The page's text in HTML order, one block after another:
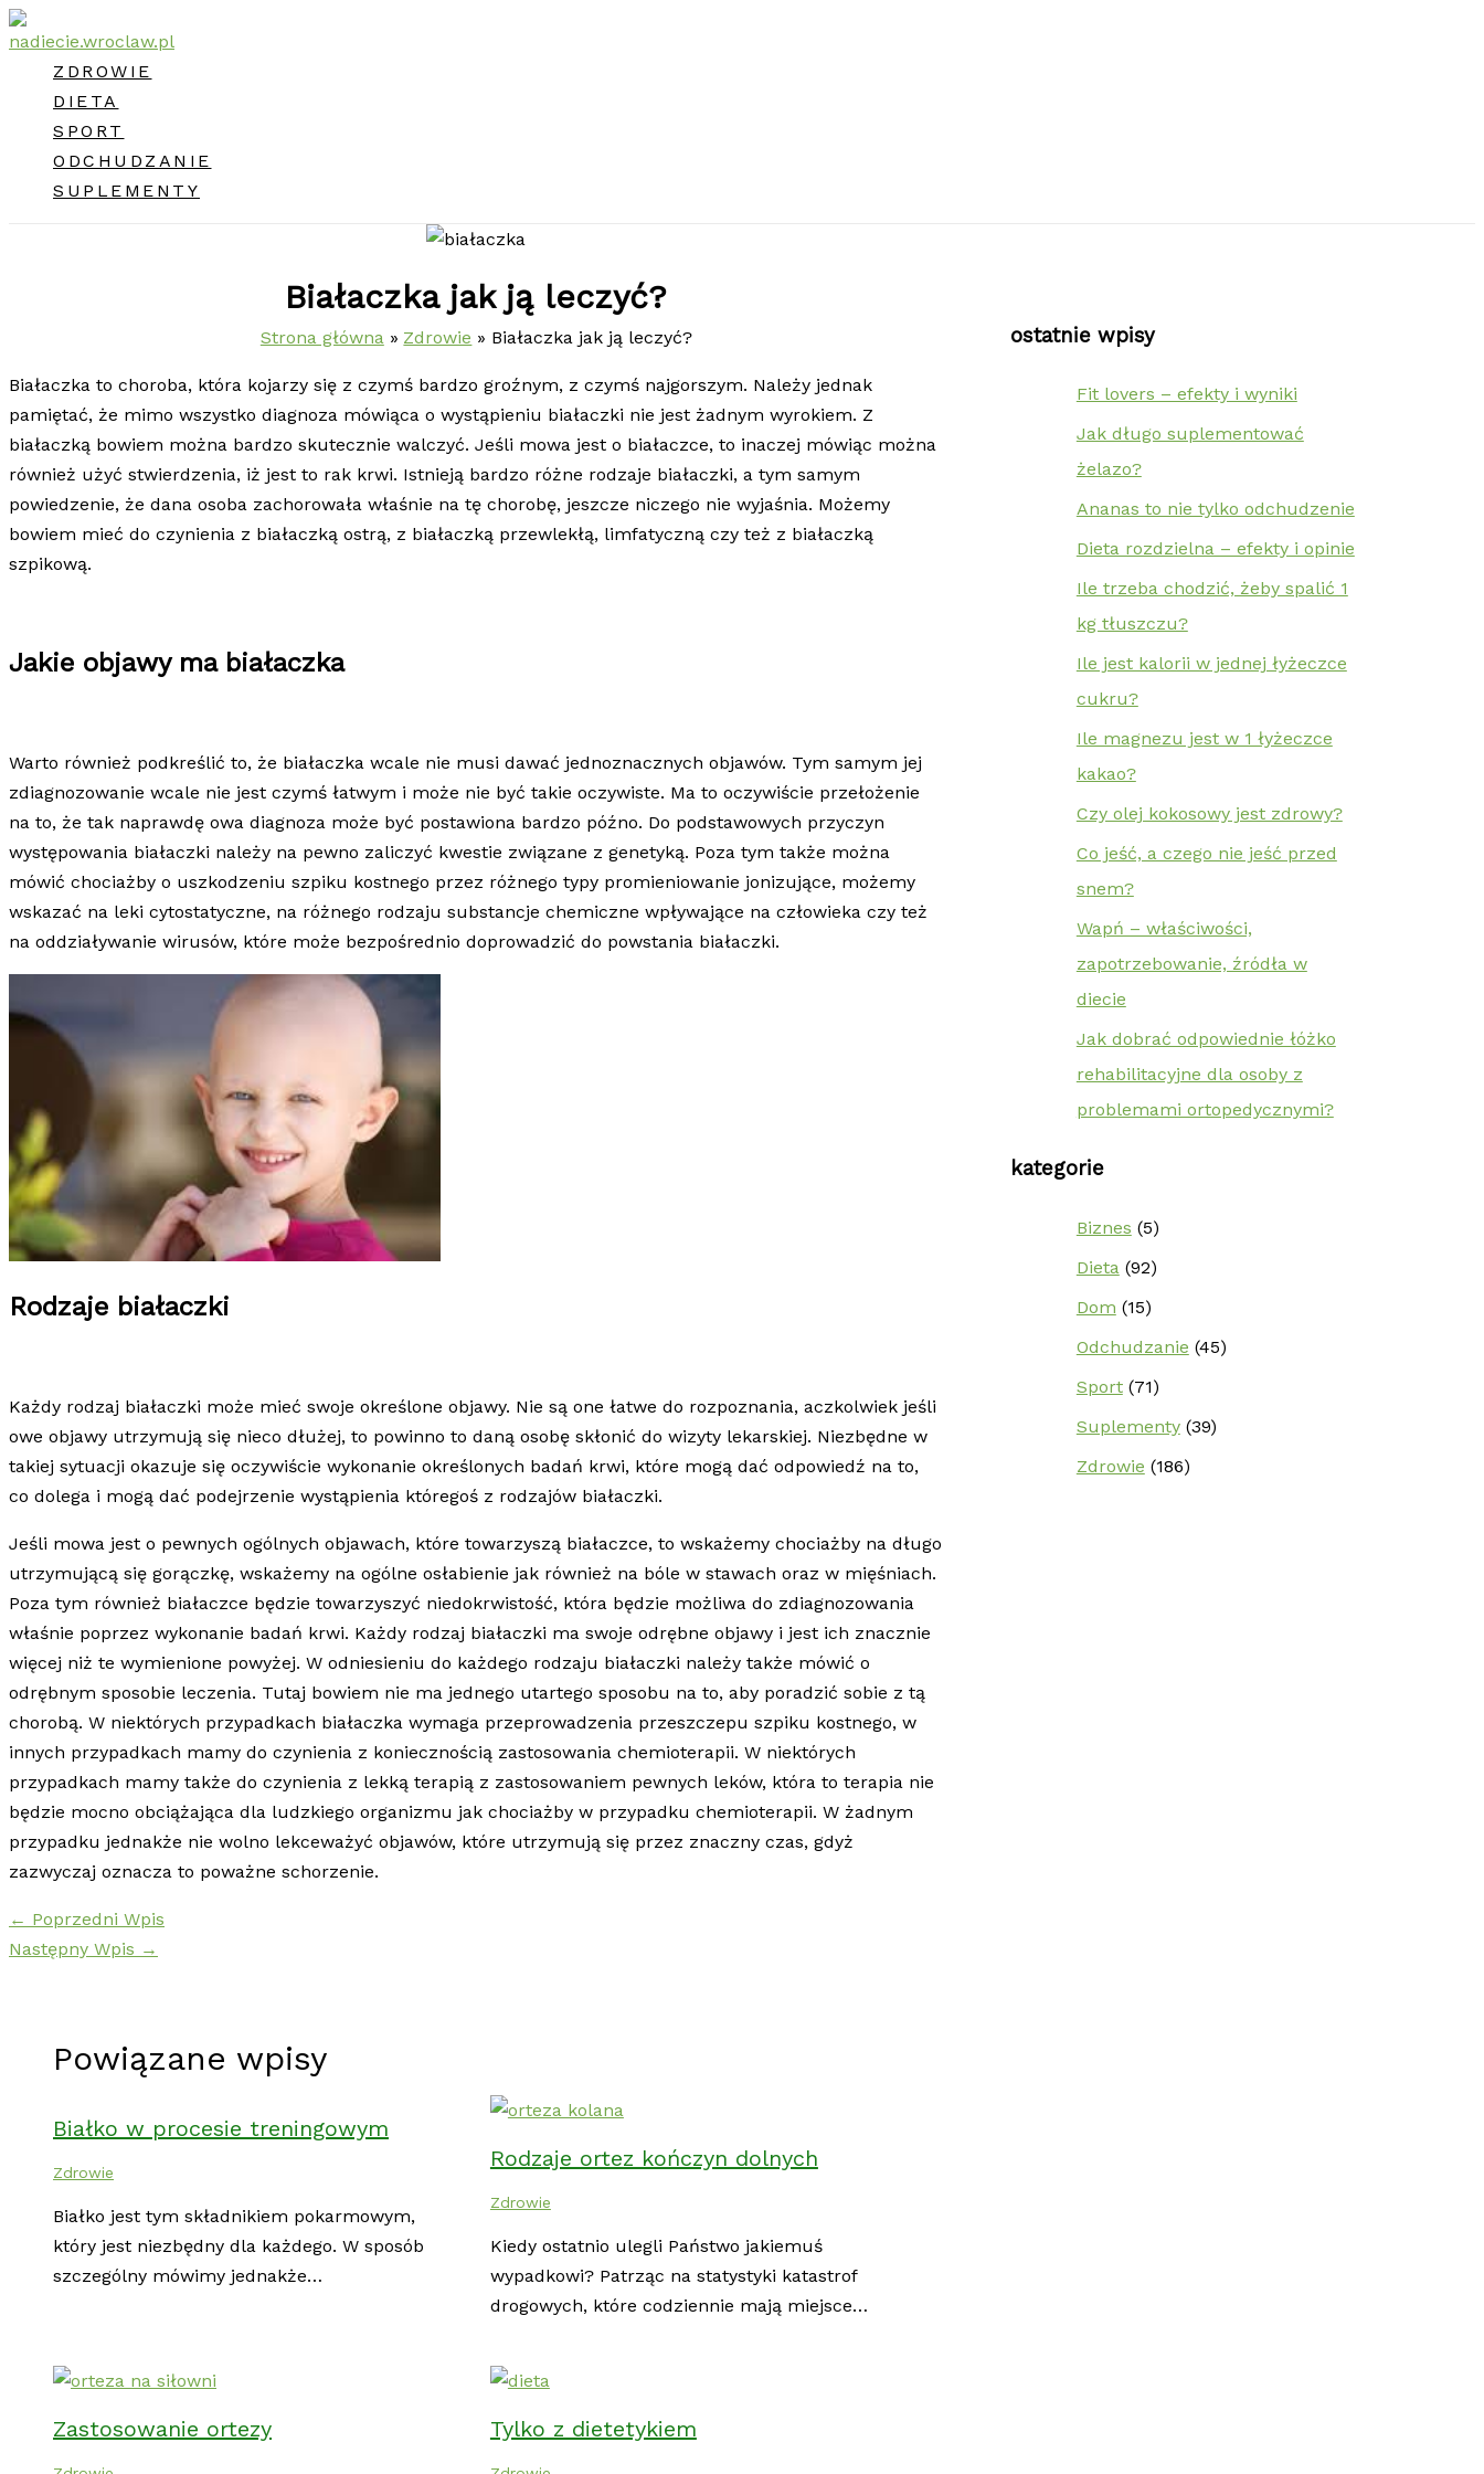
Przejdź
do
treści
ZDROWIE
DIETA
SPORT
ODCHUDZANIE
SUPLEMENTY
Białaczka jak ją leczyć?
Strona główna Zdrowie Białaczka jak ją leczyć?
Białaczka to choroba, która kojarzy się z czymś bardzo groźnym, z czymś najgorszym. Należy jednak
pamiętać, że mimo wszystko diagnoza mówiąca o wystąpieniu białaczki nie jest żadnym wyrokiem. Z
białaczką bowiem można bardzo skutecznie walczyć. Jeśli mowa jest o białaczce, to inaczej mówiąc można
również użyć stwierdzenia, iż jest to rak krwi. Istnieją bardzo różne rodzaje białaczki, a tym samym
powiedzenie, że dana osoba zachorowała właśnie na tę chorobę, jeszcze niczego nie wyjaśnia. Możemy
bowiem mieć do czynienia z białaczką ostrą, z białaczką przewlekłą, limfatyczną czy też z białaczką
szpikową.
Jakie objawy ma białaczka
Warto również podkreślić to, że białaczka wcale nie musi dawać jednoznacznych objawów. Tym samym jej
zdiagnozowanie wcale nie jest czymś łatwym i może nie być takie oczywiste. Ma to oczywiście przełożenie
na to, że tak naprawdę owa diagnoza może być postawiona bardzo późno. Do podstawowych przyczyn
występowania białaczki należy na pewno zaliczyć kwestie związane z genetyką. Poza tym także można
mówić chociażby o uszkodzeniu szpiku kostnego przez różnego typy promieniowanie jonizujące, możemy
wskazać na leki cytostatyczne, na różnego rodzaju substancje chemiczne wpływające na człowieka czy też
na oddziaływanie wirusów, które może bezpośrednio doprowadzić do powstania białaczki.
Rodzaje białaczki
Każdy rodzaj białaczki może mieć swoje określone objawy. Nie są one łatwe do rozpoznania, aczkolwiek jeśli
owe objawy utrzymują się nieco dłużej, to powinno to daną osobę skłonić do wizyty lekarskiej. Niezbędne w
takiej sytuacji okazuje się oczywiście wykonanie określonych badań krwi, które mogą dać odpowiedź na to,
co dolega i mogą dać podejrzenie wystąpienia któregoś z rodzajów białaczki.
Jeśli mowa jest o pewnych ogólnych objawach, które towarzyszą białaczce, to wskażemy chociażby na długo
utrzymującą się gorączkę, wskażemy na ogólne osłabienie jak również na bóle w stawach oraz w mięśniach.
Poza tym również białaczce będzie towarzyszyć niedokrwistość, która będzie możliwa do zdiagnozowania
właśnie poprzez wykonanie badań krwi. Każdy rodzaj białaczki ma swoje odrębne objawy i jest ich znacznie
więcej niż te wymienione powyżej. W odniesieniu do każdego rodzaju białaczki należy także mówić o
odrębnym sposobie leczenia. Tutaj bowiem nie ma jednego utartego sposobu na to, aby poradzić sobie z tą
chorobą. W niektórych przypadkach białaczka wymaga przeprowadzenia przeszczepu szpiku kostnego, w
innych przypadkach mamy do czynienia z koniecznością zastosowania chemioterapii. W niektórych
przypadkach mamy także do czynienia z lekką terapią z zastosowaniem pewnych leków, która to terapia nie
będzie mocno obciążająca dla ludzkiego organizmu jak chociażby w przypadku chemioterapii. W żadnym
przypadku jednakże nie wolno lekceważyć objawów, które utrzymują się przez znaczny czas, gdyż
zazwyczaj oznacza to poważne schorzenie.
← Poprzedni Wpis
Następny Wpis →
Powiązane wpisy
Białko w procesie treningowym
Zdrowie
Białko jest tym składnikiem pokarmowym,
który jest niezbędny dla każdego. W sposób
szczególny mówimy jednakże…
Rodzaje ortez kończyn dolnych
Zdrowie
Kiedy ostatnio ulegli Państwo jakiemuś
wypadkowi? Patrząc na statystyki katastrof
drogowych, które codziennie mają miejsce…
Zastosowanie ortezy Tylko z dietetykiem
ostatnie wpisy
Fit lovers – efekty i wyniki
Jak długo suplementować
żelazo?
Ananas to nie tylko odchudzenie
Dieta rozdzielna – efekty i opinie
Ile trzeba chodzić, żeby spalić 1
kg tłuszczu?
Ile jest kalorii w jednej łyżeczce
cukru?
Ile magnezu jest w 1 łyżeczce
kakao?
Czy olej kokosowy jest zdrowy?
Co jeść, a czego nie jeść przed
snem?
Wapń – właściwości,
zapotrzebowanie, źródła w
diecie
Jak dobrać odpowiednie łóżko
rehabilitacyjne dla osoby z
problemami ortopedycznymi?
kategorie
Biznes (5)
Dieta(92)
Dom (15)
Odchudzanie (45)
Sport(71)
Suplementy(39)
Zdrowie (186)